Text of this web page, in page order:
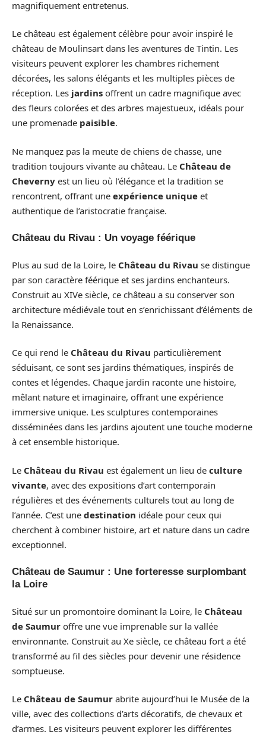
magnifiquement entretenus.
Le château est également célèbre pour avoir inspiré le
château de Moulinsart dans les aventures de Tintin. Les
visiteurs peuvent explorer les chambres richement
décorées, les salons élégants et les multiples pièces de
réception. Les jardins offrent un cadre magnifique avec
des fleurs colorées et des arbres majestueux, idéals pour
une promenade paisible.
Ne manquez pas la meute de chiens de chasse, une
tradition toujours vivante au château. Le Château de
Cheverny est un lieu où l’élégance et la tradition se
rencontrent, offrant une expérience unique et
authentique de l’aristocratie française.
Château du Rivau : Un voyage féérique
Plus au sud de la Loire, le Château du Rivau se distingue
par son caractère féérique et ses jardins enchanteurs.
Construit au XIVe siècle, ce château a su conserver son
architecture médiévale tout en s’enrichissant d’éléments de
la Renaissance.
Ce qui rend le Château du Rivau particulièrement
séduisant, ce sont ses jardins thématiques, inspirés de
contes et légendes. Chaque jardin raconte une histoire,
mêlant nature et imaginaire, offrant une expérience
immersive unique. Les sculptures contemporaines
disséminées dans les jardins ajoutent une touche moderne
à cet ensemble historique.
Le Château du Rivau est également un lieu de culture
vivante, avec des expositions d’art contemporain
régulières et des événements culturels tout au long de
l’année. C’est une destination idéale pour ceux qui
cherchent à combiner histoire, art et nature dans un cadre
exceptionnel.
Château de Saumur : Une forteresse surplombant
la Loire
Situé sur un promontoire dominant la Loire, le Château
de Saumur offre une vue imprenable sur la vallée
environnante. Construit au Xe siècle, ce château fort a été
transformé au fil des siècles pour devenir une résidence
somptueuse.
Le Château de Saumur abrite aujourd’hui le Musée de la
ville, avec des collections d’arts décoratifs, de chevaux et
d’armes. Les visiteurs peuvent explorer les différentes